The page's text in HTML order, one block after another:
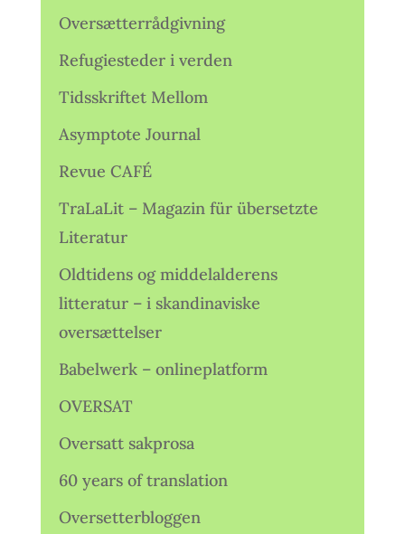
Oversætterrådgivning
Refugiesteder i verden
Tidsskriftet Mellom
Asymptote Journal
Revue CAFÉ
TraLaLit – Magazin für übersetzte
Literatur
Oldtidens og middelalderens
litteratur – i skandinaviske
oversættelser
Babelwerk – onlineplatform
OVERSAT
Oversatt sakprosa
60 years of translation
Oversetterbloggen